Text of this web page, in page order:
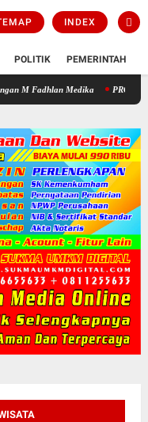
INDEX
POLITIK PEMERINTAH
yang Digelar HNP Law Office